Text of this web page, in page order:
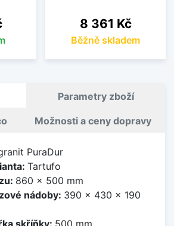
Cena
8 361 Kč
Běžně skladem
Parametry zboží
Možnosti a ceny dopravy
PuraDur
Tartufo
860 x 500 mm
nádoby: 390 x 430 x 190
skříňky: 500 mm